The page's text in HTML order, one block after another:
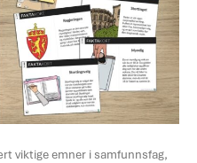
viktige emner i samfunnsfag,